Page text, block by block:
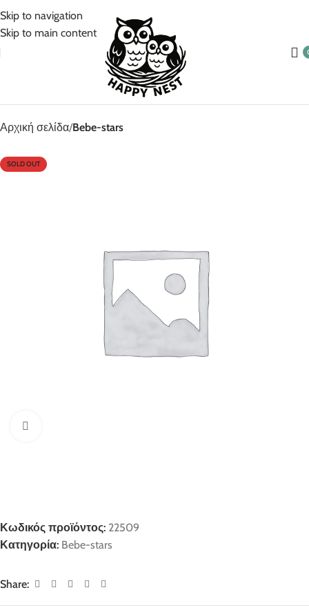
Skip to navigation
Skip to main content
Αρχική σελίδα Bebe-stars
SOLD OUT
Κωδικός προϊόντος: 22509
Κατηγορία: Bebe-stars
Share:
5% Επιπλέον έκπτωση για πληρωμές με κάρτα!